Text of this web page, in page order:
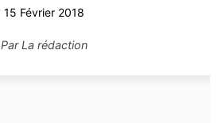
15 Février 2018
ParLa rédaction